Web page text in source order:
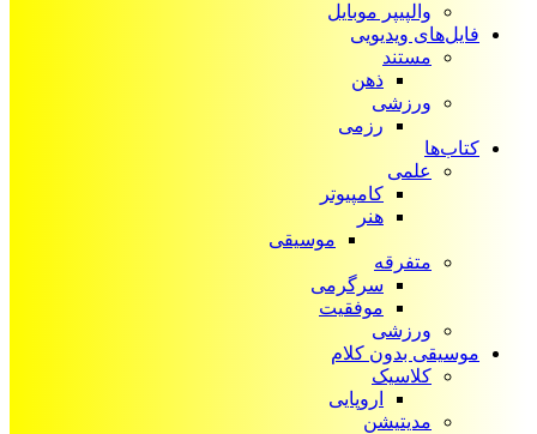
والپیپر موبایل
فایل‌های ویدیویی
مستند
ذهن
ورزشی
رزمی
کتاب‌ها
علمی
کامپیوتر
هنر
موسیقی
متفرقه
سرگرمی
موفقیت
ورزشی
موسیقی بدون کلام
کلاسیک
اروپایی
مدیتیشن